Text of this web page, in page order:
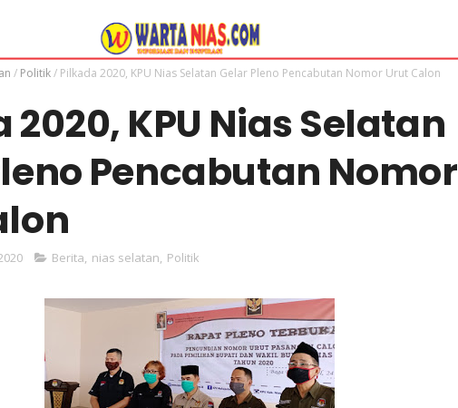
/ Politik/ Pilkada 2020, KPU Nias Selatan Gelar Pleno Pencabutan Nomor Urut Calon
2020, KPU Nias Selatan
Pencabutan Nomor
Berita nias selatan Politik